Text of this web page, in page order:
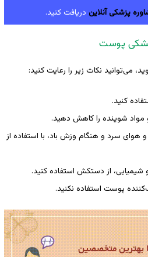
پزشکی آنلاین دریافت کنید.
خشکی پوست
می‌توانید نکات زیر را رعایت کنید:
کنید.
مواد شوینده را کاهش دهید.
سرد و هنگام وزش باد، با استفاده از
شیمیایی، از دستکش استفاده کنید.
پوست استفاده نکنید.